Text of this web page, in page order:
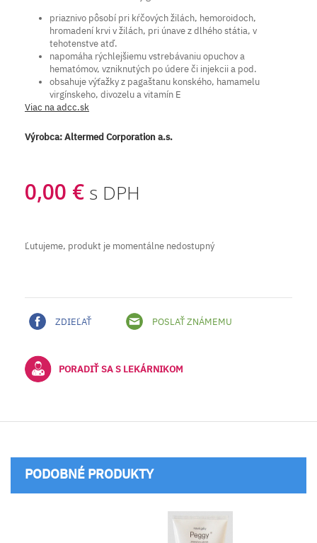
priaznivo pôsobí pri kŕčových žilách, hemoroidoch,
hromadení krvi v žilách, pri únave z dlhého státia, v
tehotenstve atď.
napomáha rýchlejšiemu vstrebávaniu opuchov a
hematómov, vzniknutých po údere či injekcii a pod.
obsahuje výťažky z pagaštanu konského, hamamelu
virgínskeho, divozelu a vitamín E
Viac na adcc.sk
Výrobca:Altermed Corporation a.s.
0,00 € s DPH
Ľutujeme, produkt je momentálne nedostupný
ZDIEĽAŤ POSLAŤ ZNÁMEMU
PORADIŤ SA S LEKÁRNIKOM
PODOBNÉ PRODUKTY